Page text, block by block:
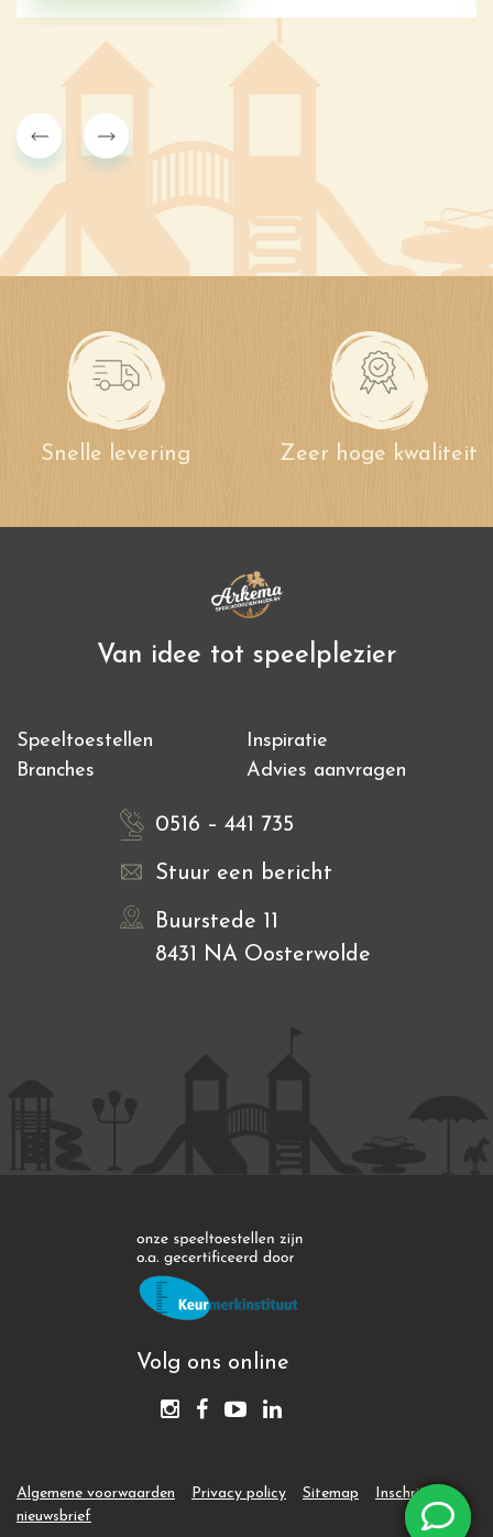
Snelle levering Zeer hoge kwaliteit
Van idee tot speelplezier
Speeltoestellen
Inspiratie
Branches
Advies aanvragen
0516 – 441 735
Stuur een bericht
Buurstede 11
8431 NA Oosterwolde
Volg ons online
Algemene voorwaarden Privacy policy Sitemap
Inschrijven
nieuwsbrief